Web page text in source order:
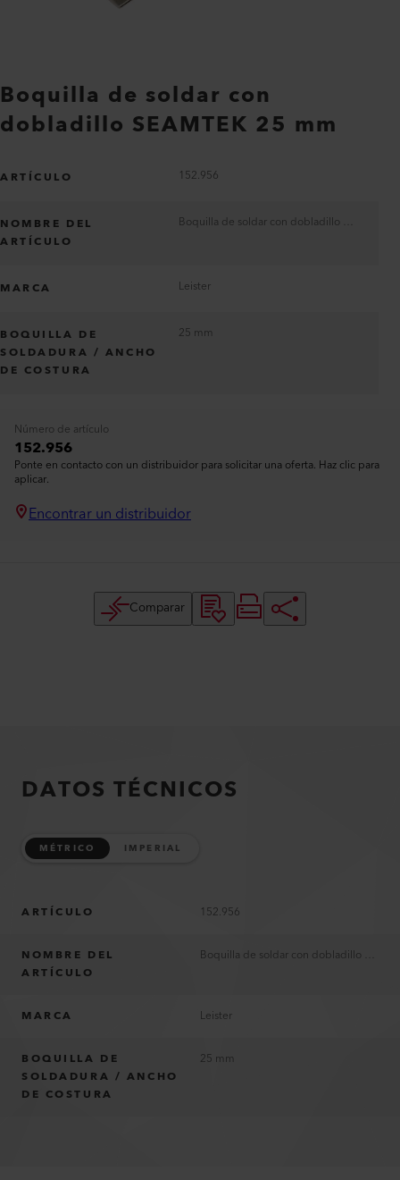
Boquilla de soldar con
dobladillo SEAMTEK 25 mm
ARTÍCULO 152.956
NOMBRE DEL
ARTÍCULO
MARCA Leister
BOQUILLA DE
SOLDADURA / ANCHO
DE COSTURA
25 mm
Número de artículo
152.956
Ponte en contacto con un distribuidor para solicitar una oferta. Haz clic para
aplicar.
Encontrar un distribuidor
Comparar
DATOS TÉCNICOS
MÉTRICO IMPERIAL
ARTÍCULO 152.956
NOMBRE DEL
ARTÍCULO
MARCA Leister
BOQUILLA DE
SOLDADURA / ANCHO
DE COSTURA
25 mm